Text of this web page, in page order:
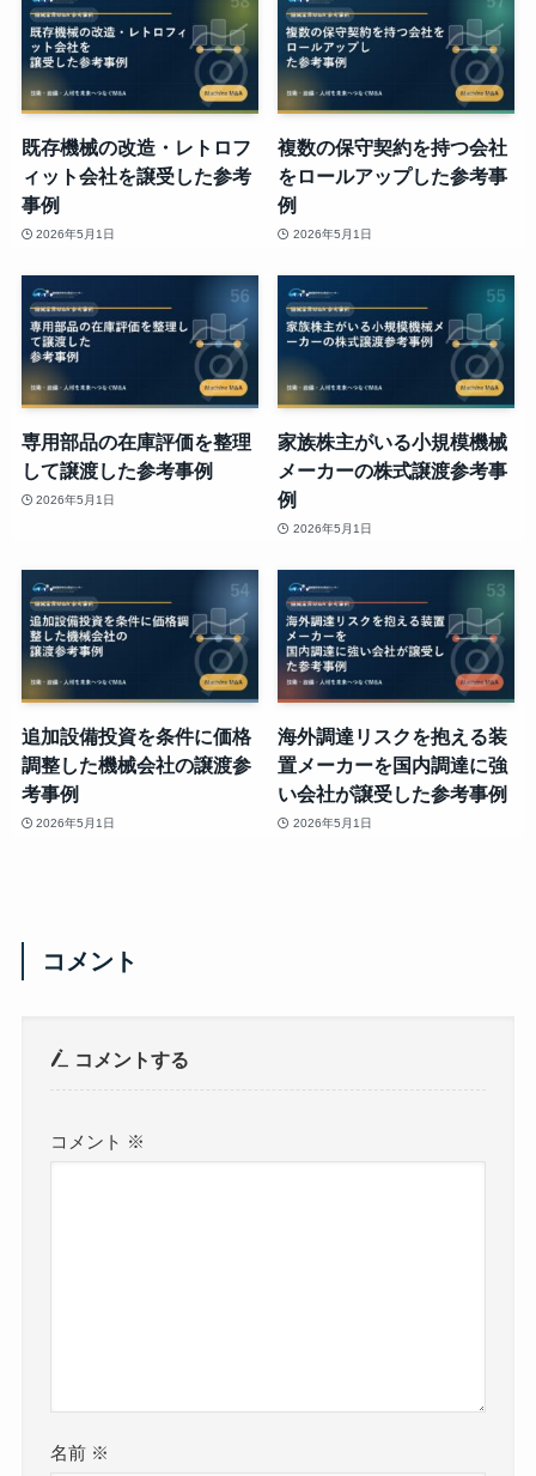
既存機械の改造・レトロフ
ィット会社を譲受した参考
事例
2026年5月1日
複数の保守契約を持つ会社
をロールアップした参考事
例
2026年5月1日
専用部品の在庫評価を整理
して譲渡した参考事例
2026年5月1日
家族株主がいる小規模機械
メーカーの株式譲渡参考事
例
2026年5月1日
追加設備投資を条件に価格
調整した機械会社の譲渡参
考事例
2026年5月1日
海外調達リスクを抱える装
置メーカーを国内調達に強
い会社が譲受した参考事例
2026年5月1日
コメント
コメントする
コメント ※
名前 ※